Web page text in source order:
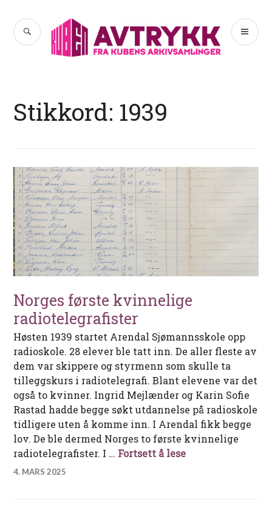
innhold
Avtrykk
SØK
Stikkord: 1939
Norges første kvinnelige
radiotelegrafister
Høsten 1939 startet Arendal Sjømannsskole opp
radioskole. 28 elever ble tatt inn. De aller fleste av
dem var skippere og styrmenn som skulle ta
tilleggskurs i radiotelegrafi. Blant elevene var det
også to kvinner. Ingrid Mejlænder og Karin Sofie
Rastad hadde begge søkt utdannelse på radioskole
tidligere uten å komme inn. I Arendal fikk begge
lov. De ble dermed Norges to første kvinnelige
radiotelegrafister. I … Fortsett å leseNorges første
4. MARS 2025